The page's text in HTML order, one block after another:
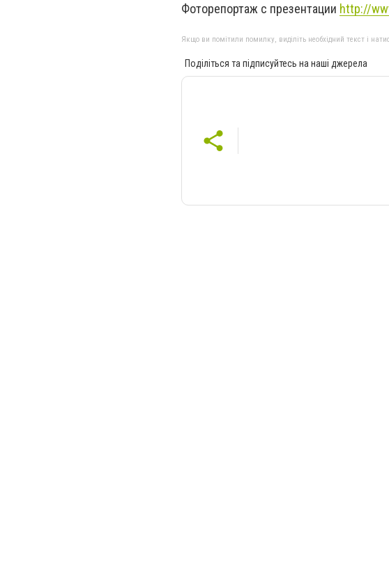
Фоторепортаж с презентации http://
Якщо ви помітили помилку, виділіть необхідний текст і
Поділіться та підписуйтесь на наші джерела